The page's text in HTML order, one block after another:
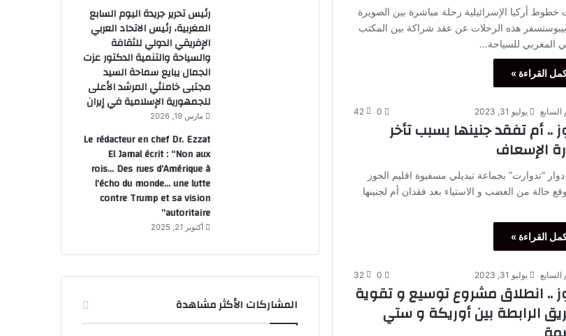
أركيا الإسرائيلية رحلة مباشرة بين الصويرة
هذه الرحلات عن عقد شراكة بين المكتب
المغربي للسياحة…
القراءة »
السابع يوليو 31, 2023 0
42
.. أم تفقد جنينها بسبب تأخر
الإسعاف
“تدوارت” بجماعة تيديلي مسفيوة اقليم الحوز
حالة من الغضب و الاستياء بعد فقدان أم لجنينها
القراءة »
السابع يوليو 31, 2023 0
32
.. انطلاق مشروع توسيع و تقوية
الرابطة بين أوريكة و ستي
رئيس تحرير جريدة اليوم السابع
المغربية، رئيس الاتحاد العربي
الإفريقي الدولي للثقافة
والسياحة والتنمية الدكتور عزت
الجمال يبايع سماحة السيد
مجتبى خامنئي المرشد الأعلى
للجمهورية الإسلامية في إيران
مارس 19, 2026
Le rédacteur en chef Dr. Ezzat
El Jamal écrit : “Non aux
rois… Des rues d’Amérique à
l’écho du monde… une lutte
contre Trump et sa vision
autoritaire”
أكتوبر 21, 2025
المشاركات الأكثر مشاهدة